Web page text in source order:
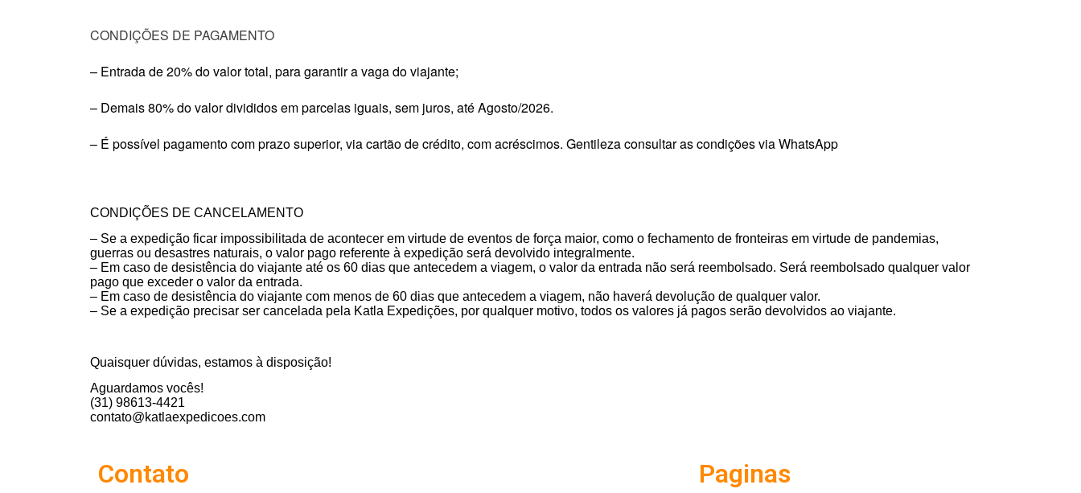
CONDIÇÕES DE PAGAMENTO
– Entrada de 20% do valor total, para garantir a vaga do viajante;
– Demais 80% do valor divididos em parcelas iguais, sem juros, até Agosto/2026.
– É possível pagamento com prazo superior, via cartão de crédito, com acréscimos. Gentileza consultar as condições via WhatsApp
CONDIÇÕES DE CANCELAMENTO
– Se a expedição ficar impossibilitada de acontecer em virtude de eventos de força maior, como o fechamento de fronteiras em virtude de pandemias,
guerras ou desastres naturais, o valor pago referente à expedição será devolvido integralmente.
– Em caso de desistência do viajante até os 60 dias que antecedem a viagem, o valor da entrada não será reembolsado. Será reembolsado qualquer valor
pago que exceder o valor da entrada.
– Em caso de desistência do viajante com menos de 60 dias que antecedem a viagem, não haverá devolução de qualquer valor.
– Se a expedição precisar ser cancelada pela Katla Expedições, por qualquer motivo, todos os valores já pagos serão devolvidos ao viajante.
Quaisquer dúvidas, estamos à disposição!
Aguardamos vocês!
(31) 98613-4421
contato@katlaexpedicoes.com
Contato Paginas